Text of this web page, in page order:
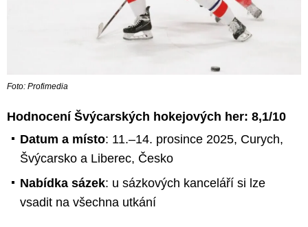
Foto: Profimedia
Hodnocení Švýcarských hokejových her: 8,1/10
Datum a místo: 11.–14. prosince 2025, Curych,
Švýcarsko a Liberec, Česko
Nabídka sázek: u sázkových kanceláří si lze
vsadit na všechna utkání